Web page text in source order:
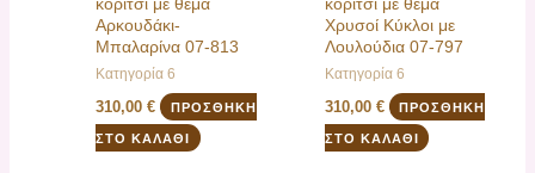
Αρκουδάκι-
Μπαλαρίνα 07-813
Κατηγορία 6
310,00€ ΠΡΟΣΘΉΚΗ
ΣΤΟ ΚΑΛΆΘΙ
Χρυσοί Κύκλοι με
Λουλούδια 07-797
Κατηγορία 6
310,00 € ΠΡΟΣΘΉΚΗ
ΣΤΟ ΚΑΛΆΘΙ